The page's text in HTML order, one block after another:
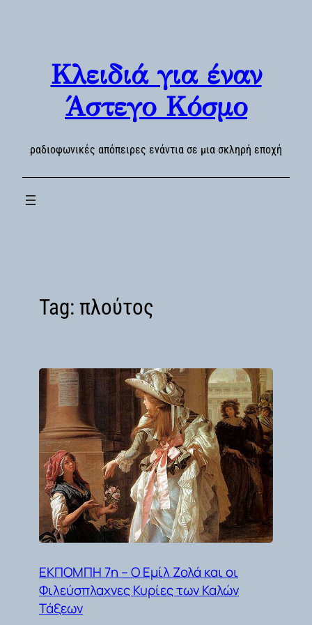
Κλειδιά για έναν
Άστεγο Κόσμο
ραδιοφωνικές απόπειρες ενάντια σε μια σκληρή εποχή
Tag: πλούτος
ΕΚΠΟΜΠΗ 7η – Ο Εμίλ Ζολά και οι
Φιλεύσπλαχνες Κυρίες των Καλών
Τάξεων